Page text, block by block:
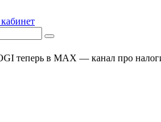
теперь в MAX — канал про